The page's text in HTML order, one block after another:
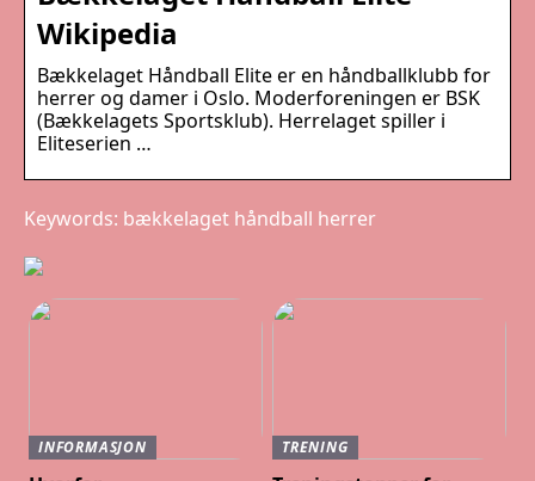
Wikipedia
Bækkelaget Håndball Elite er en håndballklubb for
herrer og damer i Oslo. Moderforeningen er BSK
(Bækkelagets Sportsklub). Herrelaget spiller i
Eliteserien …
Keywords: bækkelaget håndball herrer
INFORMASJON TRENING